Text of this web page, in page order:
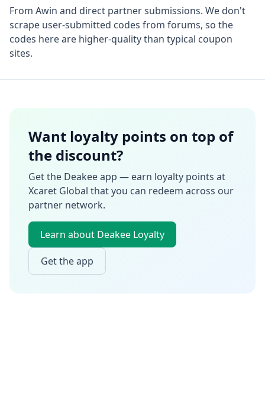
From Awin and direct partner submissions. We don't
scrape user-submitted codes from forums, so the
codes here are higher-quality than typical coupon
sites.
Want loyalty points on top of
the discount?
Get the Deakee app — earn loyalty points at
Xcaret Global that you can redeem across our
partner network.
Learn about Deakee Loyalty
Get the app